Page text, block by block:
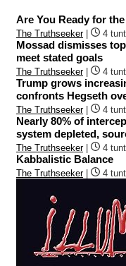
Are You Ready for
The Truthseeker| 4
Mossad dismisses
meet stated goals
The Truthseeker| 4
Trump grows
confronts Hegseth
The Truthseeker| 4
Nearly 80% of
system depleted,
The Truthseeker| 4
Kabbalistic Balance
The Truthseeker| 4